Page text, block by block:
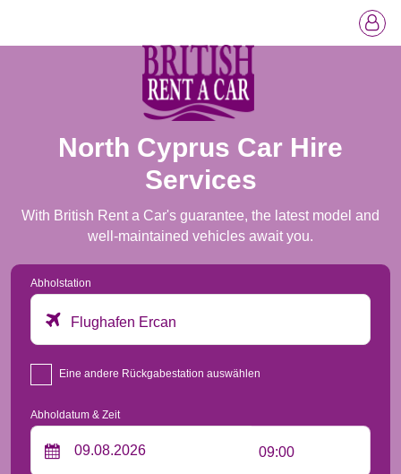
North Cyprus Car Hire
Services
With British Rent a Car's guarantee, the latest model and
well-maintained vehicles await you.
Abholstation
Flughafen Ercan
Eine andere Rückgabestation auswählen
Abholdatum & Zeit
09:00